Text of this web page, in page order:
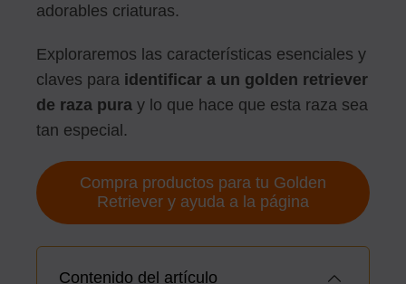
adorables criaturas.
Exploraremos las características esenciales y
claves para identificar a un golden retriever
de raza pura y lo que hace que esta raza sea
tan especial.
Compra productos para tu Golden
Retriever y ayuda a la página
Contenido del artículo